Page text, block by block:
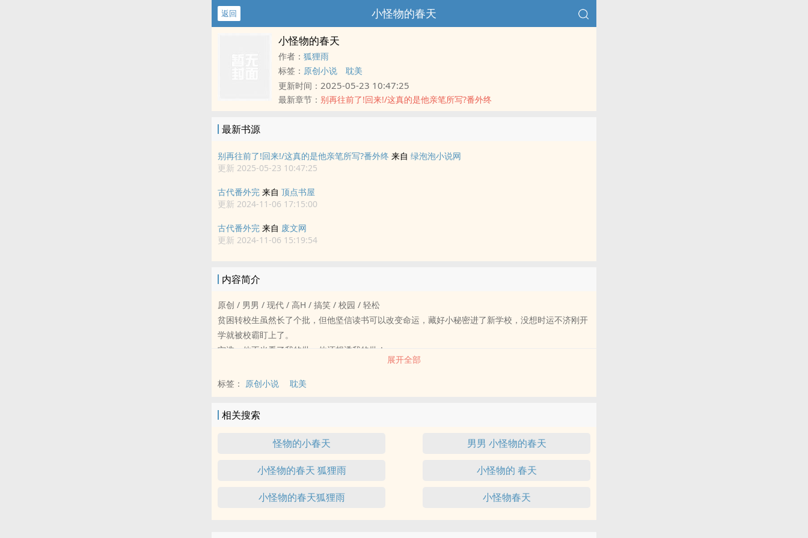
返回 小怪物的春天
小怪物的春天
作者： 狐狸雨
标签： 原创小说
耽美
更新时间： 2025-05-23 10:47:25
最新章节： 别再往前了!回来!/这真的是他亲笔所写?番外终
最新书源
别再往前了!回来!/这真的是他亲笔所写?番外终 来自 绿泡泡小说网
更新 2025-05-23 10:47:25
古代番外完 来自 顶点书屋
更新 2024-11-06 17:15:00
古代番外完 来自 废文网
更新 2024-11-06 15:19:54
内容简介
原创 / 男男 / 现代 / 高H / 搞笑 / 校园 / 轻松
贫困转校生虽然长了个批，但他坚信读书可以改变命运，藏好小秘密进了新学校，没想时运不济刚开
学就被校霸盯上了。
宁淮：他不光看了我的批，他还想透我的批！
以为是霸凌剧本?半强迫式训狗剧本?（不是），看纯情大狗陆川鹜如何娇养老婆（透批日常）。
陆川鹜：老婆老婆老婆老婆老婆老婆......
......
1V1，HE！甜肉，双洁，走心走肾。
专栏隔壁新文求预收～
表面清纯的小秘书竟是阅各色按摩棒无数的双性大网黄？
展开全部
标签： 原创小说 耽美
相关搜索
怪物的小春天 男男 小怪物的春天
小怪物的春天 狐狸雨 小怪物的 春天
小怪物的春天狐狸雨 小怪物春天